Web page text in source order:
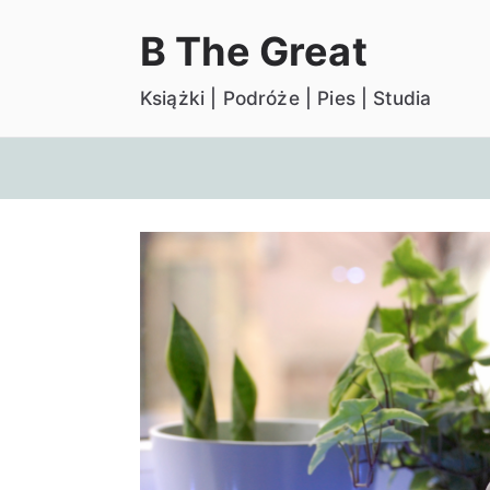
B The Great
Książki | Podróże | Pies | Studia